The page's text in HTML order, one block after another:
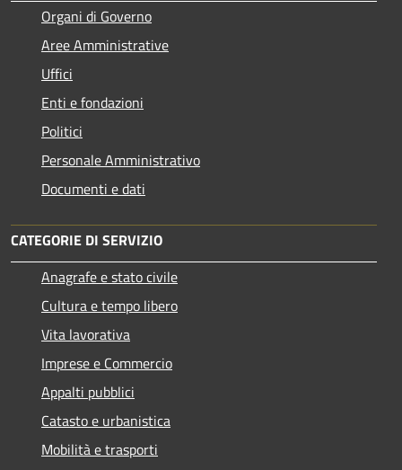
Organi di Governo
Aree Amministrative
Uffici
Enti e fondazioni
Politici
Personale Amministrativo
Documenti e dati
CATEGORIE DI SERVIZIO
Anagrafe e stato civile
Cultura e tempo libero
Vita lavorativa
Imprese e Commercio
Appalti pubblici
Catasto e urbanistica
Mobilità e trasporti